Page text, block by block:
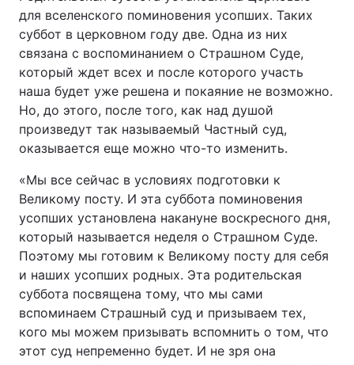
для вселенского поминовения усопших. Таких
суббот в церковном году две. Одна из них
связана с воспоминанием о Страшном Суде,
который ждет всех и после которого участь
наша будет уже решена и покаяние не возможно.
Но, до этого, после того, как над душой
произведут так называемый Частный суд,
оказывается еще можно что-то изменить.
«Мы все сейчас в условиях подготовки к
Великому посту. И эта суббота поминовения
усопших установлена накануне воскресного дня,
который называется неделя о Страшном Суде.
Поэтому мы готовим к Великому посту для себя
и наших усопших родных. Эта родительская
суббота посвящена тому, что мы сами
вспоминаем Страшный суд и призываем тех,
кого мы можем призывать вспомнить о том, что
этот суд непременно будет. И не зря она